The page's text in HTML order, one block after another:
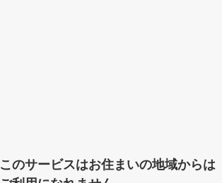
このサービスはお住まいの地域からは